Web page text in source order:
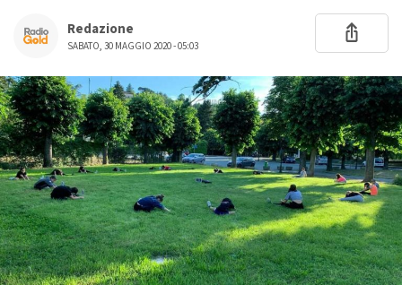
Redazione
SABATO, 30 MAGGIO 2020 - 05:03